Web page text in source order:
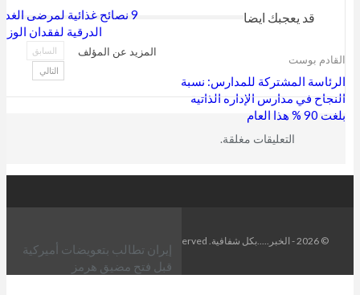
9 نصائح غذائية لمرضى
الدرقية لفقدان
القادم بوست
الرئاسة المشتركة للمدارس: نسبة
النجاح في مدارس الإدارة الذاتية
بلغت 90 % هذا العام
قد يعجبك ايضا
المزيد عن المؤلف
إيران تطالب بتعويضات أميركية
قبل فتح مضيق هرمز
السابق
التالي
التعليقات مغلقة.
© 2026 - الخبر.....بكل شفافية. All Rights Reserved.